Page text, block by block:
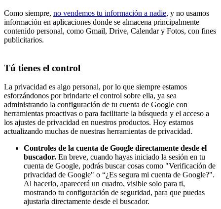
Como siempre, no vendemos tu información a nadie, y no usamos
información en aplicaciones donde se almacena principalmente
contenido personal, como Gmail, Drive, Calendar y Fotos, con fines
publicitarios.
Tú tienes el control
La privacidad es algo personal, por lo que siempre estamos
esforzándonos por brindarte el control sobre ella, ya sea
administrando la configuración de tu cuenta de Google con
herramientas proactivas o para facilitarte la búsqueda y el acceso a
los ajustes de privacidad en nuestros productos. Hoy estamos
actualizando muchas de nuestras herramientas de privacidad.
Controles de la cuenta de Google directamente desde el
buscador. En breve, cuando hayas iniciado la sesión en tu
cuenta de Google, podrás buscar cosas como "Verificación de
privacidad de Google" o “¿Es segura mi cuenta de Google?".
Al hacerlo, aparecerá un cuadro, visible solo para ti,
mostrando tu configuración de seguridad, para que puedas
ajustarla directamente desde el buscador.